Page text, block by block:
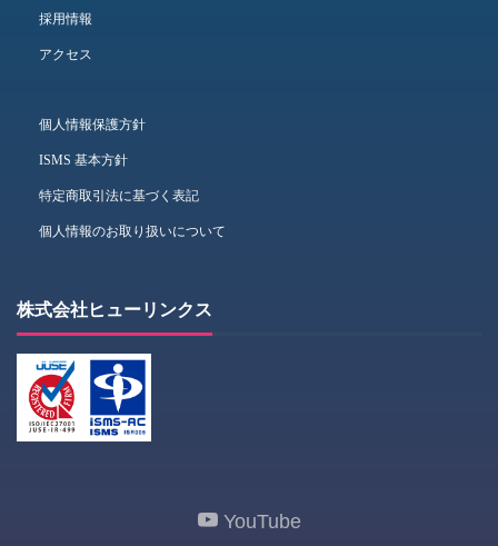
採用情報
アクセス
個人情報保護方針
ISMS 基本方針
特定商取引法に基づく表記
個人情報のお取り扱いについて
株式会社ヒューリンクス
YouTube